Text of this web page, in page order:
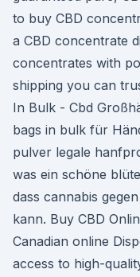
to buy CBD
a CBD concentrate
concentrates with
shipping you can
In Bulk - Cbd
bags in bulk für
pulver legale
was ein schöne
dass cannabis
kann. Buy CBD
Canadian online
access to high-